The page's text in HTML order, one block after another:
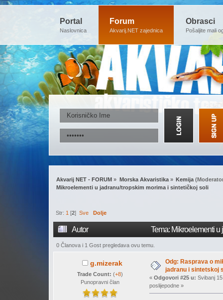
Portal
Naslovnica
Forum
Akvarij.NET zajednica
Obrasci
Pošaljite mali
Akvarij NET - FORUM » Morska Akvaristika» Kemija
Mikroelementi u jadranu/tropskim morima i sintetičkoj soli
Str:1 [2]Sve Dolje
Autor Tema: Mikroelementi
0 Članova i 1 Gost pregledava ovu temu.
g.mizerak
Trade Count: (+8)
Punopravni član
Odg: Rasprava o
jadranu i sintetskoj
« Odgovori #25 u: Svibanj
poslijepodne »